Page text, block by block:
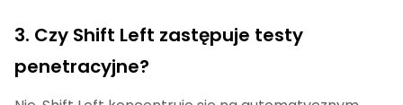
3. Czy Shift Left zastępuje testy
penetracyjne?